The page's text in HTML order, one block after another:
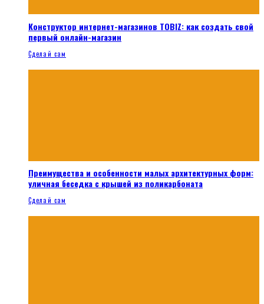
Конструктор интернет-магазинов TOBIZ: как создать свой
первый онлайн-магазин
Сделай сам
Преимущества и особенности малых архитектурных форм:
уличная беседка с крышей из поликарбоната
Сделай сам